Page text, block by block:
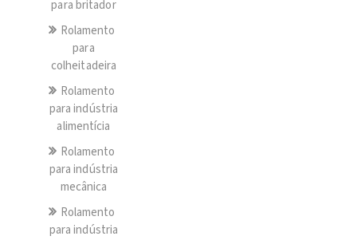
para britador
Rolamento
para
colheitadeira
Rolamento
para indústria
alimentícia
Rolamento
para indústria
mecânica
Rolamento
para indústria